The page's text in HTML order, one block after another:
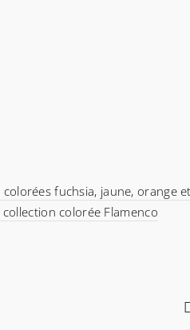
fuchsia, jaune, orange
colorée Flamenco